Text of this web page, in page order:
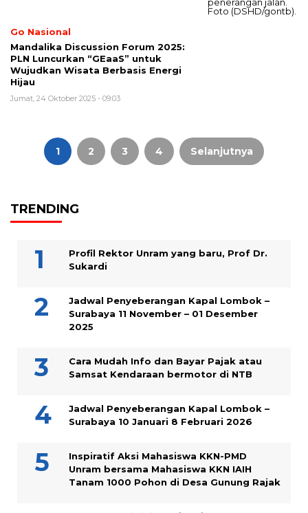
Go Nasional
Mandalika Discussion Forum 2025:
PLN Luncurkan “GEaaS” untuk
Wujudkan Wisata Berbasis Energi
Hijau
Jumat, 24 Oktober 2025 - 09:03
Paginasi
pos 1 2 3 4 Selanjutnya
TRENDING
Profil Rektor Unram yang baru, Prof Dr.
Sukardi
Jadwal Penyeberangan Kapal Lombok –
Surabaya 11 November – 01 Desember
2025
Cara Mudah Info dan Bayar Pajak atau
Samsat Kendaraan bermotor di NTB
Jadwal Penyeberangan Kapal Lombok –
Surabaya 10 Januari 8 Februari 2026
Inspiratif Aksi Mahasiswa KKN-PMD
Unram bersama Mahasiswa KKN IAIH
Tanam 1000 Pohon di Desa Gunung Rajak